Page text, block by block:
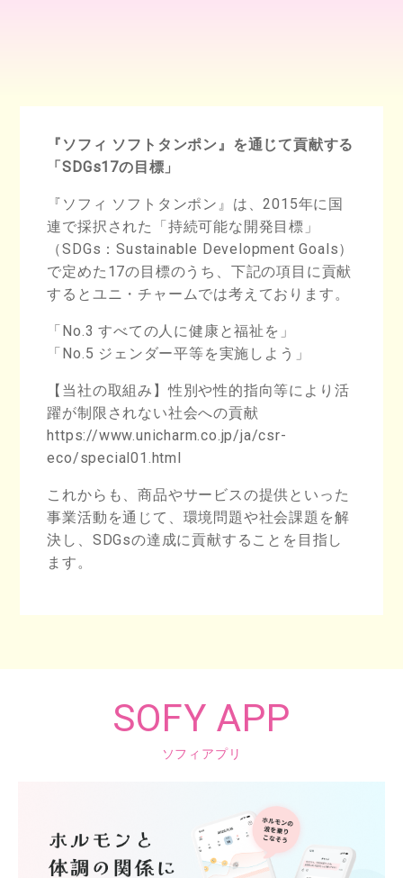
『ソフィ ソフトタンポン』を通じて貢献する
「SDGs17の目標」
『ソフィ ソフトタンポン』は、2015年に国
連で採択された「持続可能な開発目標」
（SDGs：Sustainable Development Goals）
で定めた17の目標のうち、下記の項目に貢献
するとユニ・チャームでは考えております。
「No.3 すべての人に健康と福祉を」
「No.5 ジェンダー平等を実施しよう」
【当社の取組み】性別や性的指向等により活
躍が制限されない社会への貢献
https://www.unicharm.co.jp/ja/csr-
eco/special01.html
これからも、商品やサービスの提供といった
事業活動を通じて、環境問題や社会課題を解
決し、SDGsの達成に貢献することを目指し
ます。
SOFY APP
ソフィアプリ